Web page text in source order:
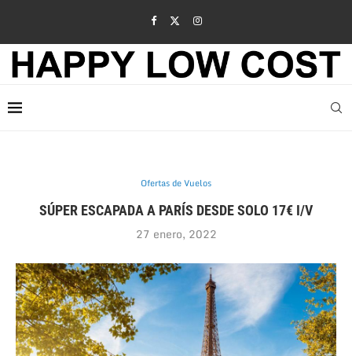
Ofertas de Vuelos
SÚPER ESCAPADA A PARÍS DESDE SOLO 17€ I/V
27 enero, 2022